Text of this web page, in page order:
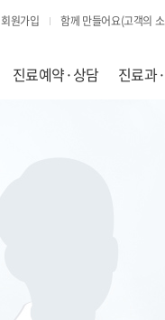
회원가입 함께 만들어요(고객의
진료예약·상담 진료과